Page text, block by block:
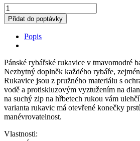
Adventer
&
Fishing
Rukavice
na
moři
Mahi
Mahi
vel.
L-
XL
Přidat do poptávky
Popis
Pánské rybářské rukavice v tmavomodré
Nezbytný doplněk každého rybáře,
Rukavice jsou z pružného materiálu s
vodě a protiskluzovým vyztužením na
na suchý zip na hřbetech rukou vám
varianta rukavic má otevřené konečky
manévrovatelnost.
Vlastnosti: